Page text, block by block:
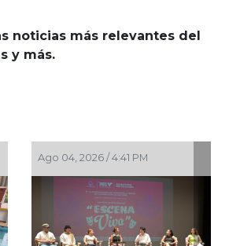
noticias más relevantes del
y más.
Ago 04, 2026 / 4:41 PM